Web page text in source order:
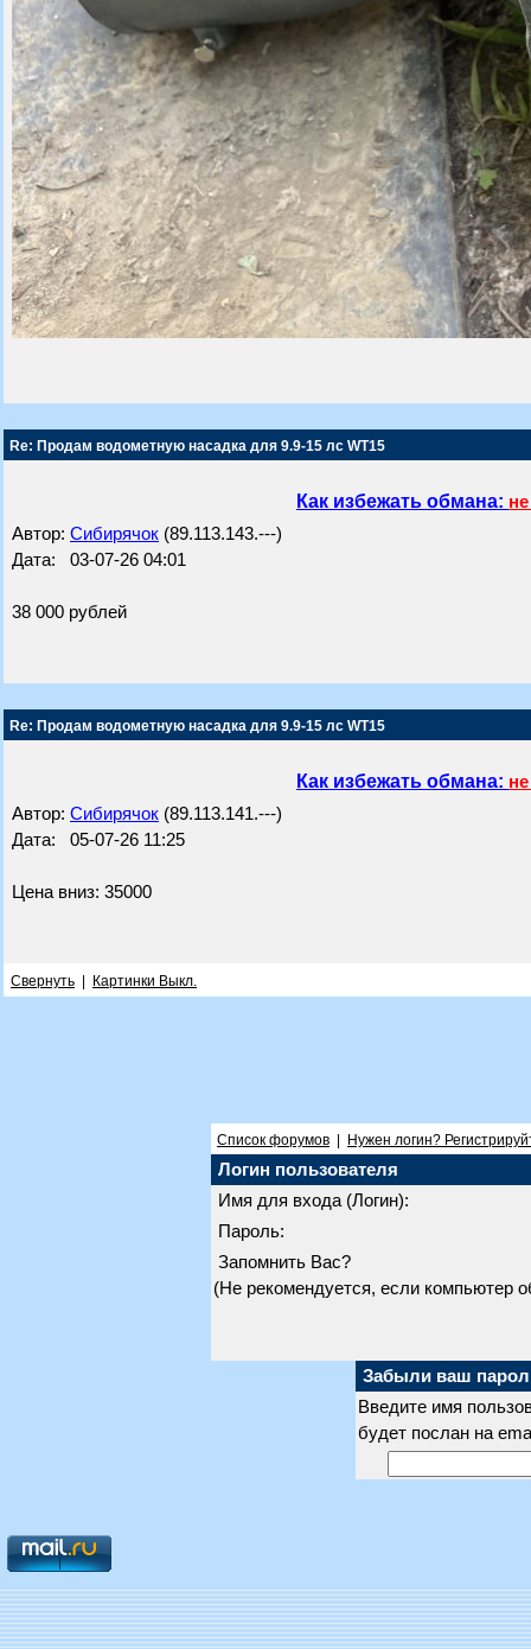
Re: Продам водометную насадка для 9.9-15 лс WT15
Как избежать обмана:
Автор: Сибирячок (89.113.143.---)
Дата: 03-07-26 04:01
38 000 рублей
Re: Продам водометную насадка для 9.9-15 лс WT15
Как избежать обмана:
Автор: Сибирячок (89.113.141.---)
Дата: 05-07-26 11:25
Цена вниз: 35000
Свернуть Картинки Выкл.
Список форумов Нужен логин?
Логин пользователя
Имя для входа (Логин):
Пароль:
Запомнить Вас?
(Не рекомендуется, если компьютер
Забыли ваш
Введите имя
будет послан на